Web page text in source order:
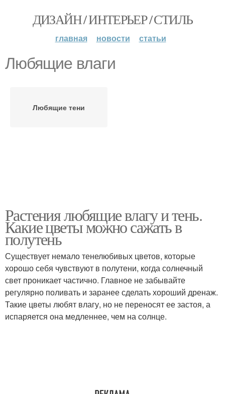
ДИЗАЙН / ИНТЕРЬЕР / СТИЛЬ
главная новости статьи
Любящие влаги
Любящие тени
Растения любящие влагу и тень.
Какие цветы можно сажать в
полутень
Существует немало тенелюбивых цветов, которые
хорошо себя чувствуют в полутени, когда солнечный
свет проникает частично. Главное не забывайте
регулярно поливать и заранее сделать хороший дренаж.
Такие цветы любят влагу, но не переносят ее застоя, а
испаряется она медленнее, чем на солнце.